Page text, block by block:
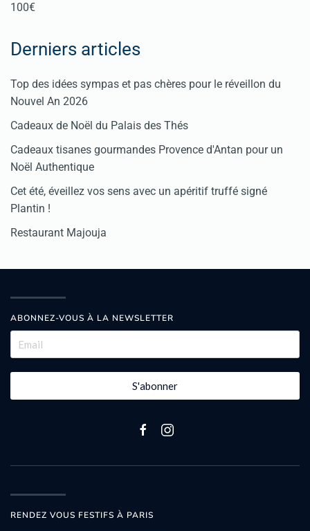
100€
Derniers articles
Top des idées sympas et pas chères pour le réveillon du
Nouvel An 2026
Cadeaux de Noël du Palais des Thés
Cadeaux tisanes gourmandes Provence d'Antan pour un
Noël Authentique
Cet été, éveillez vos sens avec un apéritif truffé signé
Plantin !
Restaurant Majouja
ABONNEZ-VOUS À LA NEWSLETTER
S'abonner
RENDEZ VOUS FESTIFS À PARIS